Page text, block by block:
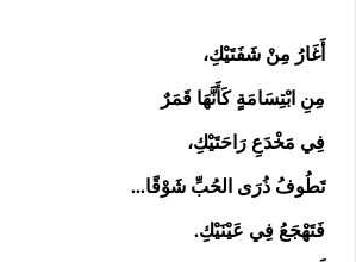
أَغَارُ مِنْ شَفَتَيْكِ،
مِنِ ابْتِسَامَةٍ كَأَنَّهَا قَمَرٌ
فِي مَخْدَعِ رَاحَتَيْكِ،
تَطُوفُ ذُرَى الحُبِّ شَوْقًا…
فَتَهْجَعُ فِي عَيْنَيْكِ.